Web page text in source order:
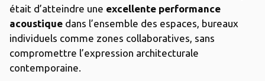
était d’atteindre une excellente performance
acoustique dans l’ensemble des espaces, bureaux
individuels comme zones collaboratives, sans
compromettre l’expression architecturale
contemporaine.